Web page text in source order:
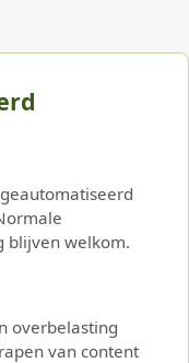
blijven welkom.
overbelasting
van content